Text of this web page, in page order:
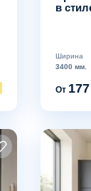
в
Ширина
3400 мм.
От